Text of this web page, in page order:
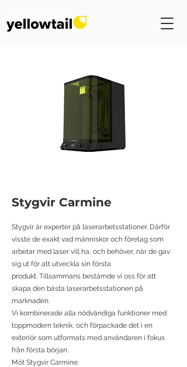
Stygvir Carmine
Stygvir är experter på laserarbetsstationer. Därför
visste de exakt vad människor och företag som
arbetar med laser vill ha, och behöver, när de gav
sig ut för att utveckla sin första
produkt. Tillsammans bestämde vi oss för att
skapa den bästa laserarbetsstationen på
marknaden.
Vi kombinerade alla nödvändiga funktioner med
toppmodern teknik, och förpackade det i en
exteriör som utformats med användaren i fokus
från första början.
Möt Stygvir Carmine.